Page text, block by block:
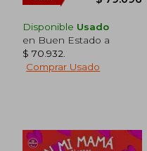
Disponible Usado
en Buen Estado a
$ 70.932
Comprar Usado